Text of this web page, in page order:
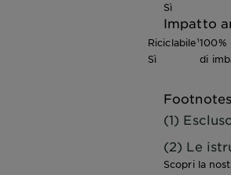
Sì
Impatto
Riciclabile¹
Sì
100%
di
Footnotes
(1)
(2) Le
Scopri la